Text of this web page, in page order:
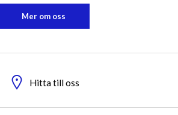
Mer om oss
Hitta till oss